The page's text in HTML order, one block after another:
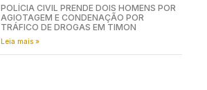
POLÍCIA CIVIL PRENDE DOIS HOMENS POR
AGIOTAGEM E CONDENAÇÃO POR
TRÁFICO DE DROGAS EM TIMON
Leia mais »